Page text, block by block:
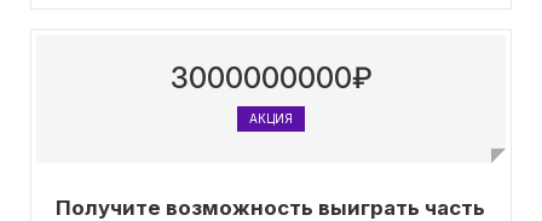
3000000000₽
АКЦИЯ
Получите возможность выиграть часть